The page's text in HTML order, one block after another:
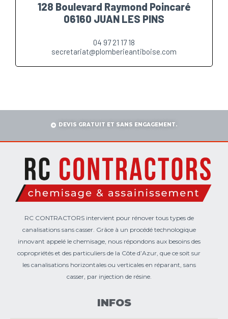
128 Boulevard Raymond Poincaré
06160 JUAN LES PINS
04 97 21 17 18
secretariat@plomberieantiboise.com
DEVIS GRATUIT ET SANS ENGAGEMENT.
RC CONTRACTORS intervient pour rénover tous types de
canalisations sans casser. Grâce à un procédé technologique
innovant appelé le chemisage, nous répondons aux besoins des
copropriétés et des particuliers de la Côte d’Azur, que ce soit sur
les canalisations horizontales ou verticales en réparant, sans
casser, par injection de résine.
INFOS